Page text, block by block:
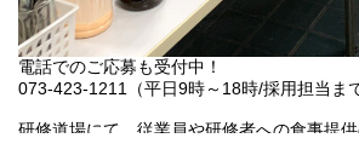
電話でのご応募も受付中！
073-423-1211（平日9時～18時/採用担当まで
研修道場にて、従業員や研修者への食事提供